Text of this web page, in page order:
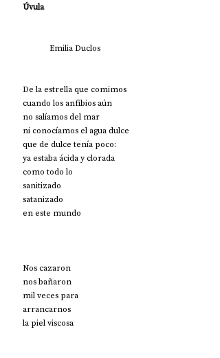
Úvula
Emilia Duclos
De la estrella que comimos
cuando los anfibios aún
no salíamos del mar
ni conocíamos el agua dulce
que de dulce tenía poco:
ya estaba ácida y clorada
como todo lo
sanitizado
satanizado
en este mundo
Nos cazaron
nos bañaron
mil veces para
arrancarnos
la piel viscosa